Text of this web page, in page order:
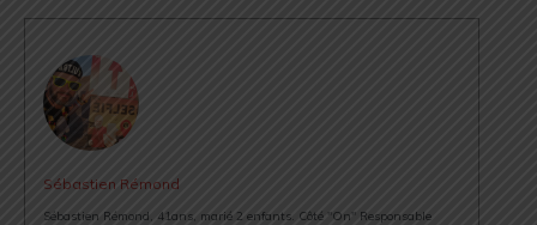
Sébastien Rémond
Sébastien Rémond, 41ans, marié 2 enfants. Côté "On" Responsable